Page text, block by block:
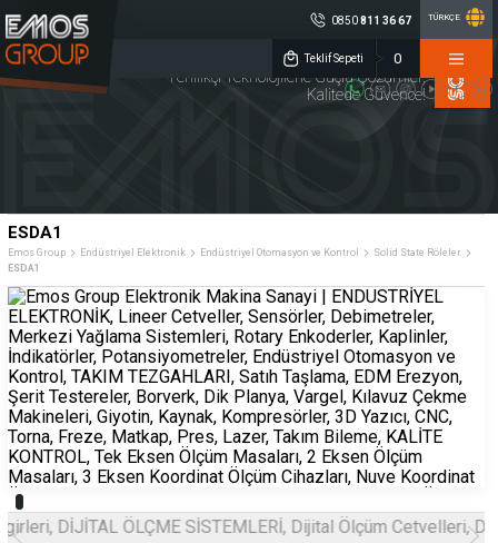
×
0850 811 36 67
Kurumsal
» Hakkımızda
» Kariyer
» Haberler
» Kataloglar
» Uygulamalar
Ürün Grupları
» Endüstriyel Elektronik
» Takım Tezgahları
» Kalite Kontrol
» CNC Yedek Parça
» Makina Aydınlatma
Üretim
Kalite
Servis
Çözüm Ortakları
Bize Ulaşın
» Konum
DİJİTAL ÖLÇME
SİSTEMLERİ
Debimetreler Merkezi Yağlama Sistemleri
Rotary Enkoderler Kaplinler
İndikatörler Potansiyometreler
Endüstriyel Otomasyon ve Kontrol
0850811 36 67
Teklif Sepeti 0
TÜRKÇE
EMOS GROUP
Yenilikçi Teknolojilerle Güçlü Çözümler,
Kalitede Güvence!
ESDA1
Emos Group Endüstriyel Elektronik Endüstriyel Otomasyon ve Kontrol
Solid State Röleler
ESDA1